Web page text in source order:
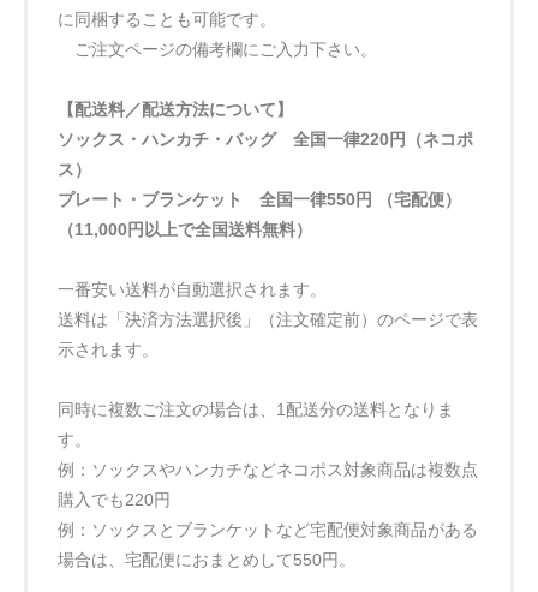
に同梱することも可能です。
ご注文ページの備考欄にご入力下さい。
【配送料／配送方法について】
ソックス・ハンカチ・バッグ 全国一律220円（ネコポ
ス）
プレート・ブランケット 全国一律550円 （宅配便）
（11,000円以上で全国送料無料）
一番安い送料が自動選択されます。
送料は「決済方法選択後」（注文確定前）のページで表
示されます。
同時に複数ご注文の場合は、1配送分の送料となりま
す。
例：ソックスやハンカチなどネコポス対象商品は複数点
購入でも220円
例：ソックスとブランケットなど宅配便対象商品がある
場合は、宅配便におまとめして550円。